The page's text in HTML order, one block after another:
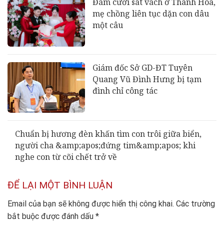
mẹ chồng liên tục dặn con dâu
một câu
Giám đốc Sở GD-ĐT Tuyên
Quang Vũ Đình Hưng bị tạm
đình chỉ công tác
Chuẩn bị hương đèn khấn tìm con trôi giữa biển,
người cha &amp;apos;đứng tim&amp;apos; khi
nghe con từ cõi chết trở về
ĐỂ LẠI MỘT BÌNH LUẬN
Email của bạn sẽ không được hiển thị công khai. Các trường
bắt buộc được đánh dấu *